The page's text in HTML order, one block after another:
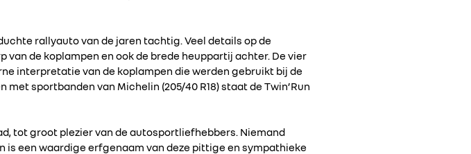
rallyauto van de jaren tachtig. Veel details op de
van de koplampen en ook de brede heuppartij achter. De vier
interpretatie van de koplampen die werden gebruikt bij de
sportbanden van Michelin (205/40 R18) staat de Twin’Run
tot groot plezier van de autosportliefhebbers. Niemand
is een waardige erfgenaam van deze pittige en sympathieke